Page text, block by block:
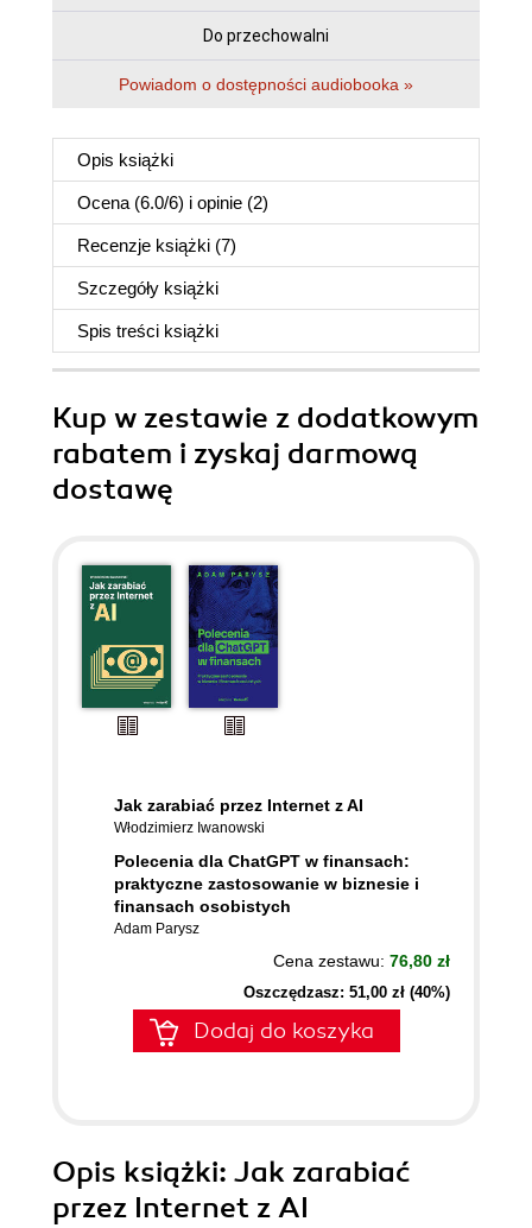
Do przechowalni
Powiadom o dostępności audiobooka »
Opis książki
Ocena (6.0/6) i opinie (2)
Recenzje książki (7)
Szczegóły książki
Spis treści książki
Kup w zestawie z dodatkowym
rabatem i zyskaj darmową
dostawę
Jak zarabiać przez Internet z AI
Włodzimierz Iwanowski
Polecenia dla ChatGPT w finansach:
praktyczne zastosowanie w biznesie i
finansach osobistych
Adam Parysz
Cena zestawu: 76,80 zł
Oszczędzasz: 51,00 zł (40%)
Dodaj do koszyka
Opis książki: Jak zarabiać
przez Internet z AI